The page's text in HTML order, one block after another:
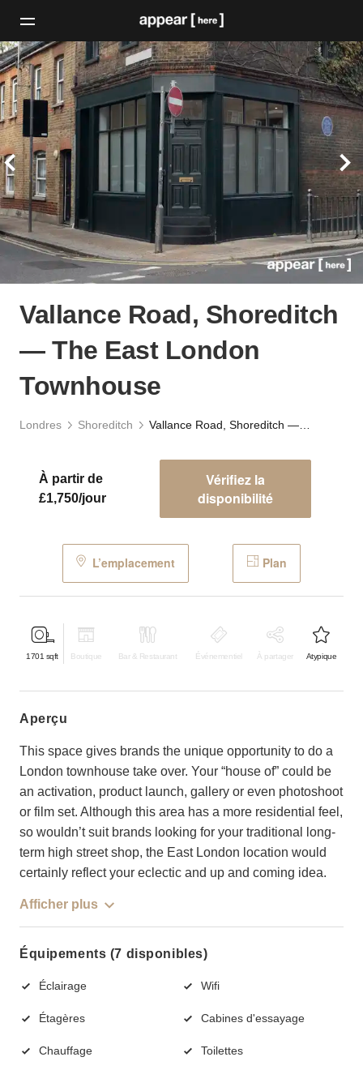
Vallance Road, Shoreditch
— The East London
Townhouse
Londres Shoreditch
À partir de
£1,750/jour
Vérifiez la
disponibilité
L’emplacement Plan
1701 sqft Boutique Bar & Restaurant Événementiel À partager Atypique
aperçu
This space gives brands the unique opportunity to do a
London townhouse take over. Your “house of” could be
an activation, product launch, gallery or even photoshoot
or film set. Although this area has a more residential feel,
so wouldn’t suit brands looking for your traditional long-
term high street shop, the East London location would
certainly reflect your eclectic and up and coming idea.
Afficher plus
Équipements (7 disponibles)
Éclairage Wifi
Étagères Cabines d'essayage
Chauffage Toilettes